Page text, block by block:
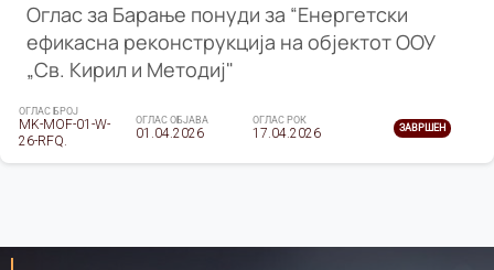
Оглас за Барање понуди за “Енергетски
ефикасна реконструкција на објектот ООУ
„Св. Кирил и Методиј"
ОГЛАС БРОЈ
MK-MOF-01-W-
26-RFQ.
ОГЛАС ОБЈАВА
01.04.2026
ОГЛАС РОК
17.04.2026 ЗАВРШЕН